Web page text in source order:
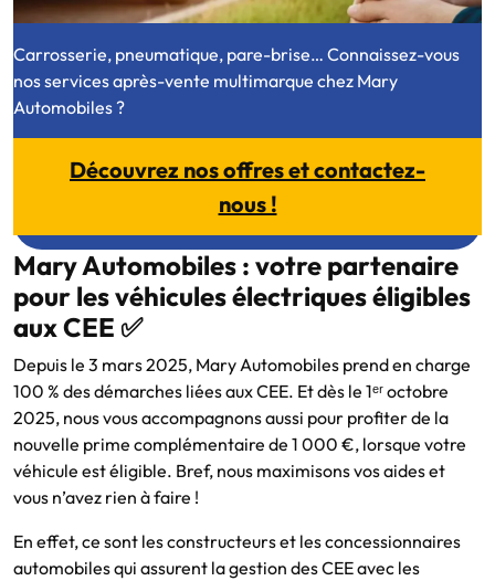
Carrosserie, pneumatique, pare-brise… Connaissez-vous
nos services après-vente multimarque chez Mary
Automobiles ?
Découvrez nos offres et contactez-
nous !
Mary Automobiles : votre partenaire
pour les véhicules électriques éligibles
aux CEE ✅
Depuis le 3 mars 2025, Mary Automobiles prend en charge
100 % des démarches liées aux CEE. Et dès le 1ᵉʳ octobre
2025, nous vous accompagnons aussi pour profiter de la
nouvelle prime complémentaire de 1 000 €, lorsque votre
véhicule est éligible. Bref, nous maximisons vos aides et
vous n’avez rien à faire !
En effet, ce sont les constructeurs et les concessionnaires
automobiles qui assurent la gestion des CEE avec les